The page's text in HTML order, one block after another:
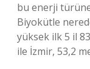
bu enerji
Biyokütle
yüksek ilk 5 il
ile İzmir, 53,2